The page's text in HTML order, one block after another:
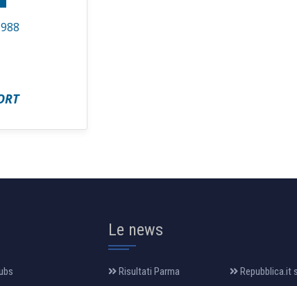
Le news
Risultati Parma
Repubblica.it